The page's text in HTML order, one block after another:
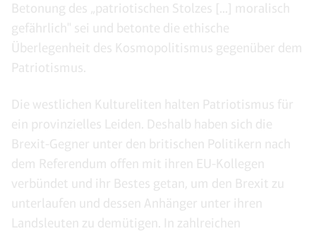
Betonung des „patriotischen Stolzes [...] moralisch
gefährlich" sei und betonte die ethische
Überlegenheit des Kosmopolitismus gegenüber dem
Patriotismus.
Die westlichen Kultureliten halten Patriotismus für
ein provinzielles Leiden. Deshalb haben sich die
Brexit-Gegner unter den britischen Politikern nach
dem Referendum offen mit ihren EU-Kollegen
verbündet und ihr Bestes getan, um den Brexit zu
unterlaufen und dessen Anhänger unter ihren
Landsleuten zu demütigen. In zahlreichen